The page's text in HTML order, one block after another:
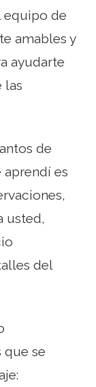
equipo de
amables y
ayudarte
las
de
es
usted,
del
que se